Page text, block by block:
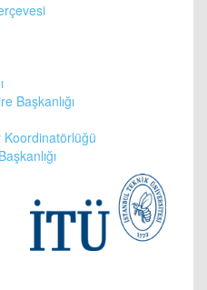
Başkanlığı